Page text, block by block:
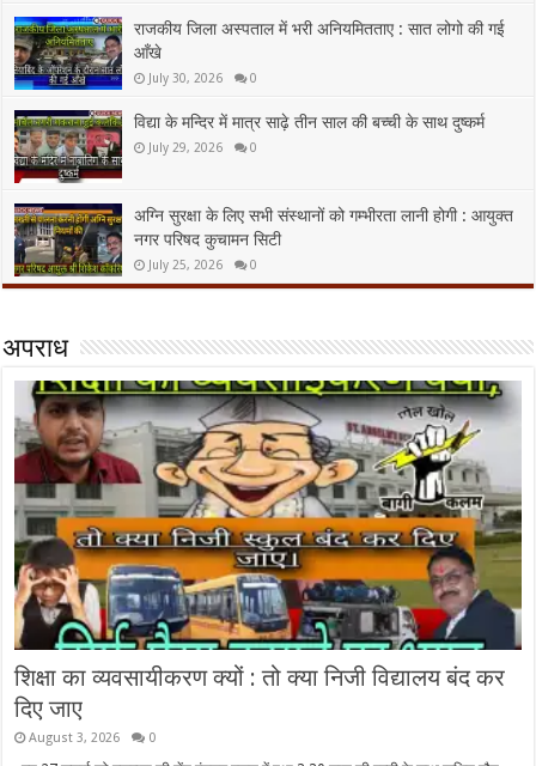
राजकीय जिला अस्पताल में भरी अनियमितताए : सात लोगो की गई
आँखे
July 30, 2026 0
विद्या के मन्दिर में मात्र साढ़े तीन साल की बच्ची के साथ दुष्कर्म
July 29, 2026 0
अग्नि सुरक्षा के लिए सभी संस्थानों को गम्भीरता लानी होगी : आयुक्त
नगर परिषद कुचामन सिटी
July 25, 2026 0
अपराध
शिक्षा का व्यवसायीकरण क्यों : तो क्या निजी विद्यालय बंद कर
दिए जाए
August 3, 2026 0